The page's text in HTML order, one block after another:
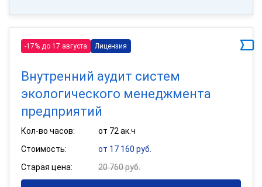
-17% до 17 августа Лицензия
Внутренний аудит систем
экологического менеджмента
предприятий
Кол-во часов:
от 72 ак.ч
Стоимость:
от 17 160 руб.
Старая цена:
20 760 руб.